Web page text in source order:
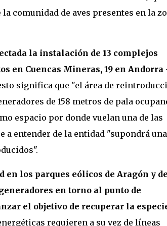
comunidad de aves presentes en la
la instalación de 13 complejos
en Cuencas Mineras, 19 en Andorra
significa que "el área de
de 158 metros de pala
espacio por donde vuelan una de las
a entender de la entidad "supondrá una
en los parques eólicos de Aragón y de
en torno al punto de
el objetivo de recuperar la
requieren a su vez de líneas